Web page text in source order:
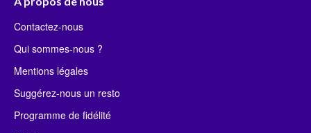
Contactez-nous
Qui sommes-nous ?
Mentions légales
Suggérez-nous un resto
Programme de fidélité